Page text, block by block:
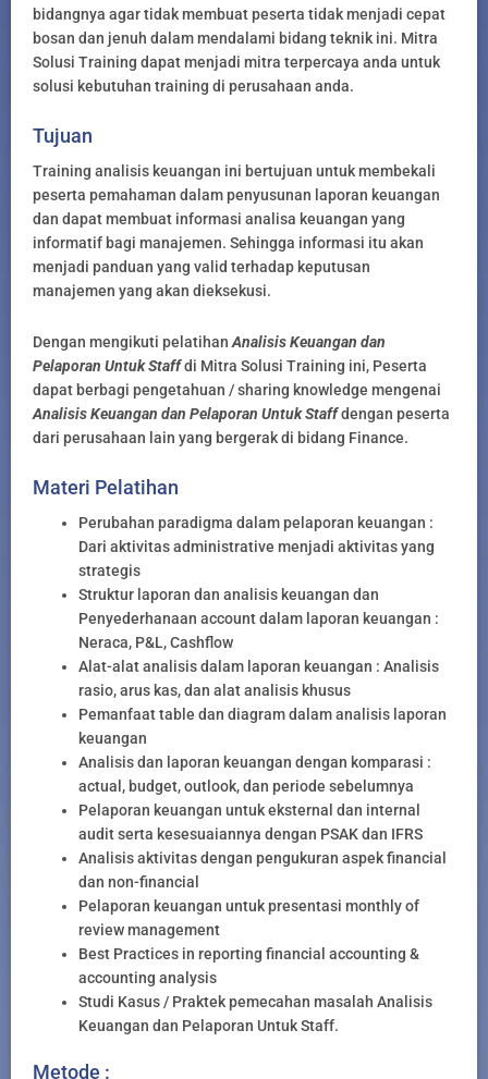
bidangnya agar tidak membuat peserta tidak menjadi cepat
bosan dan jenuh dalam mendalami bidang teknik ini. Mitra
Solusi Training dapat menjadi mitra terpercaya anda untuk
solusi kebutuhan training di perusahaan anda.
Tujuan
Training analisis keuangan ini bertujuan untuk membekali
peserta pemahaman dalam penyusunan laporan keuangan
dan dapat membuat informasi analisa keuangan yang
informatif bagi manajemen. Sehingga informasi itu akan
menjadi panduan yang valid terhadap keputusan
manajemen yang akan dieksekusi.
Dengan mengikuti pelatihan Analisis Keuangan dan
Pelaporan Untuk Staffdi Mitra Solusi Training ini, Peserta
dapat berbagi pengetahuan / sharing knowledge mengenai
Analisis Keuangan dan Pelaporan Untuk Staffdengan peserta
dari perusahaan lain yang bergerak di bidang Finance.
Materi Pelatihan
Perubahan paradigma dalam pelaporan keuangan :
Dari aktivitas administrative menjadi aktivitas yang
strategis
Struktur laporan dan analisis keuangan dan
Penyederhanaan account dalam laporan keuangan :
Neraca, P&L, Cashflow
Alat-alat analisis dalam laporan keuangan : Analisis
rasio, arus kas, dan alat analisis khusus
Pemanfaat table dan diagram dalam analisis laporan
keuangan
Analisis dan laporan keuangan dengan komparasi :
actual, budget, outlook, dan periode sebelumnya
Pelaporan keuangan untuk eksternal dan internal
audit serta kesesuaiannya dengan PSAK dan IFRS
Analisis aktivitas dengan pengukuran aspek financial
dan non-financial
Pelaporan keuangan untuk presentasi monthly of
review management
Best Practices in reporting financial accounting &
accounting analysis
Studi Kasus / Praktek pemecahan masalah Analisis
Keuangan dan Pelaporan Untuk Staff.
Metode :